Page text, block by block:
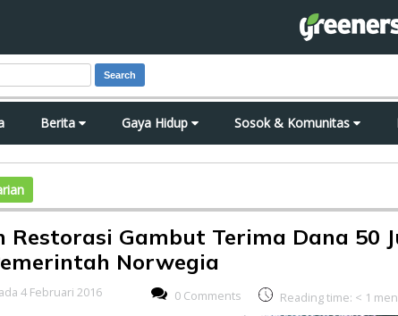
Search
Berita Gaya Hidup Sosok & Komunitas
Restorasi Gambut Terima Dana 50
Norwegia
4 Februari 2016 0 Comments Reading time: < 1